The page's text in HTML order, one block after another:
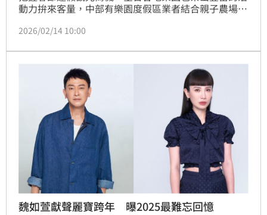
動力拚來客量，中部有樂園度假區業者結合親子農場推
出亮眼業績。
2026/02/14 10:00
魏如萱獻聲麗寶跨年 曝2025最難忘回憶